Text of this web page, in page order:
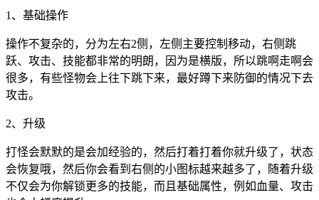
1、基础操作
操作不复杂的，分为左右2侧，左侧主要控制移动，右侧跳
跃、攻击、技能都非常的明朗，因为是横版，所以跳啊走啊会
很多，有些怪物会上往下跳下来，最好蹲下来防御的情况下去
攻击。
2、升级
打怪会默默的是会加经验的，然后打着打着你就升级了，状态
会恢复哦，然后你会看到右侧的小图标越来越多了，随着升级
不仅会为你解锁更多的技能，而且基础属性，例如血量、攻击